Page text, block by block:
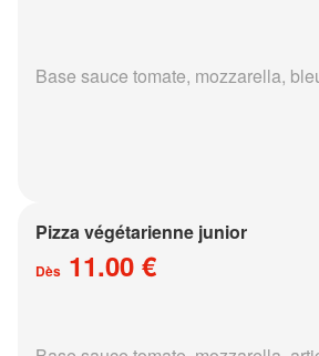
Base sauce tomate, mozzarella,
Pizza végétarienne junior
Dès 11.00 €